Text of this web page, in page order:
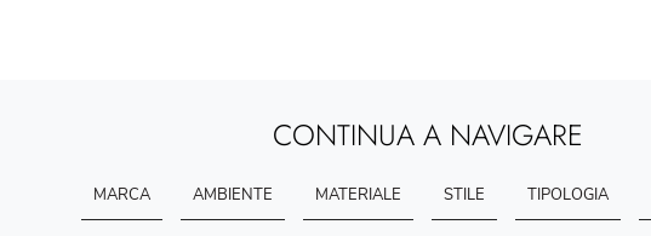
CONTINUA A NAVIGARE
MARCA AMBIENTE MATERIALE STILE TIPOLOGIA